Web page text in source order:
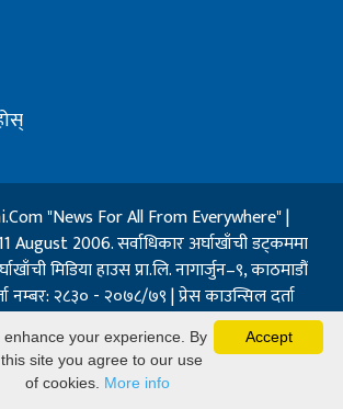
"News For All From Everywhere" |
August 2006. सर्वाधिकार अर्घाखाँची डट्कममा
मिडिया हाउस प्रा.लि. नागार्जुन–९, काठमाडौं
नम्बर: २८३० - २०७८/७९ | प्रेस काउन्सिल दर्ता
०४-२१ | जिप्रका सि- नम्बर: ७, दर्ता नम्बर
७-०६७-६८
Powered By:Best Nepal
Accept
your experience. By
site you agree to our use
of cookies. More info